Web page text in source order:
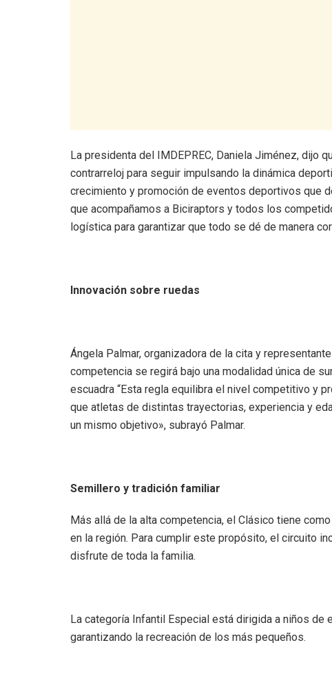
La presidenta del IMDEPREC, Daniela Jiménez, dijo
contrarreloj para seguir impulsando la dinámica
crecimiento y promoción de eventos deportivos que
que acompañamos a Biciraptors y todos los
logística para garantizar que todo se dé de manera
Innovación sobre ruedas
Ángela Palmar, organizadora de la cita y
competencia se regirá bajo una modalidad única de
escuadra “Esta regla equilibra el nivel competitivo y
que atletas de distintas trayectorias, experiencia y
un mismo objetivo», subrayó Palmar.
Semillero y tradición familiar
Más allá de la alta competencia, el Clásico tiene
en la región. Para cumplir este propósito, el circuito
disfrute de toda la familia.
La categoría Infantil Especial está dirigida a niños
garantizando la recreación de los más pequeños.